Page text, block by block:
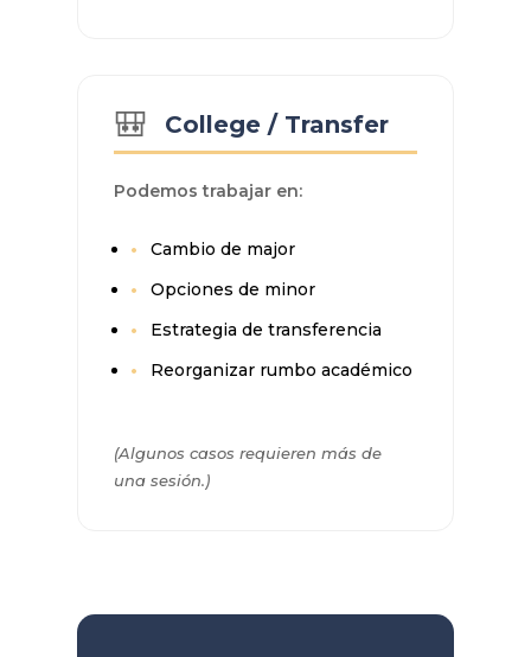
🎒 College / Transfer
Podemos trabajar en:
Cambio de major
Opciones de minor
Estrategia de transferencia
Reorganizar rumbo académico
(Algunos casos requieren más de
una sesión.)